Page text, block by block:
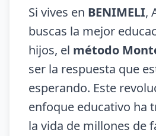
Si vives en BENIMELI,
buscas la mejor
hijos, el método
ser la respuesta que
esperando. Este
enfoque educativo ha
la vida de millones de